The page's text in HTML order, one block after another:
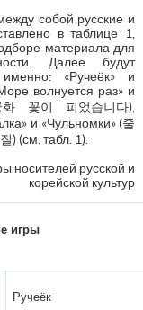
собой русские и
в таблице 1,
материала для
Далее будут
«Ручеёк» и
волнуется раз» и
꽃이 피었습니다),
и «Чульномки» (줄
) (см. табл. 1).
носителей русской и
корейской культур
игры
Ручеёк